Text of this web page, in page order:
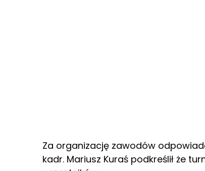
Za organizację zawodów
kadr. Mariusz Kuraś podkreślił że